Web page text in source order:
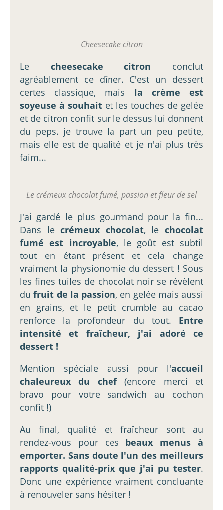
Cheesecake citron
Le cheesecake citron conclut
agréablement ce dîner. C'est un dessert
certes classique, mais la crème est
soyeuse à souhait et les touches de gelée
et de citron confit sur le dessus lui donnent
du peps. je trouve la part un peu petite,
mais elle est de qualité et je n'ai plus très
faim...
Le crémeux chocolat fumé, passion et fleur de sel
J'ai gardé le plus gourmand pour la fin...
Dans lecrémeux chocolat, lechocolat
fumé est incroyable, le goût est subtil
tout en étant présent et cela change
vraiment la physionomie du dessert ! Sous
les fines tuiles de chocolat noir se révèlent
dufruit de la passion, en gelée mais aussi
en grains, et le petit crumble au cacao
renforce la profondeur du tout. Entre
intensité et fraîcheur, j'ai adoré ce
dessert !
Mention spéciale aussi pour l'accueil
chaleureux du chef(encore merci et
bravo pour votre sandwich au cochon
confit !)
Au final, qualité et fraîcheur sont au
rendez-vous pour ces beaux menus à
emporter. Sans doute l'un des meilleurs
rapports qualité-prix que j'ai pu tester.
Donc une expérience vraiment concluante
à renouveler sans hésiter !